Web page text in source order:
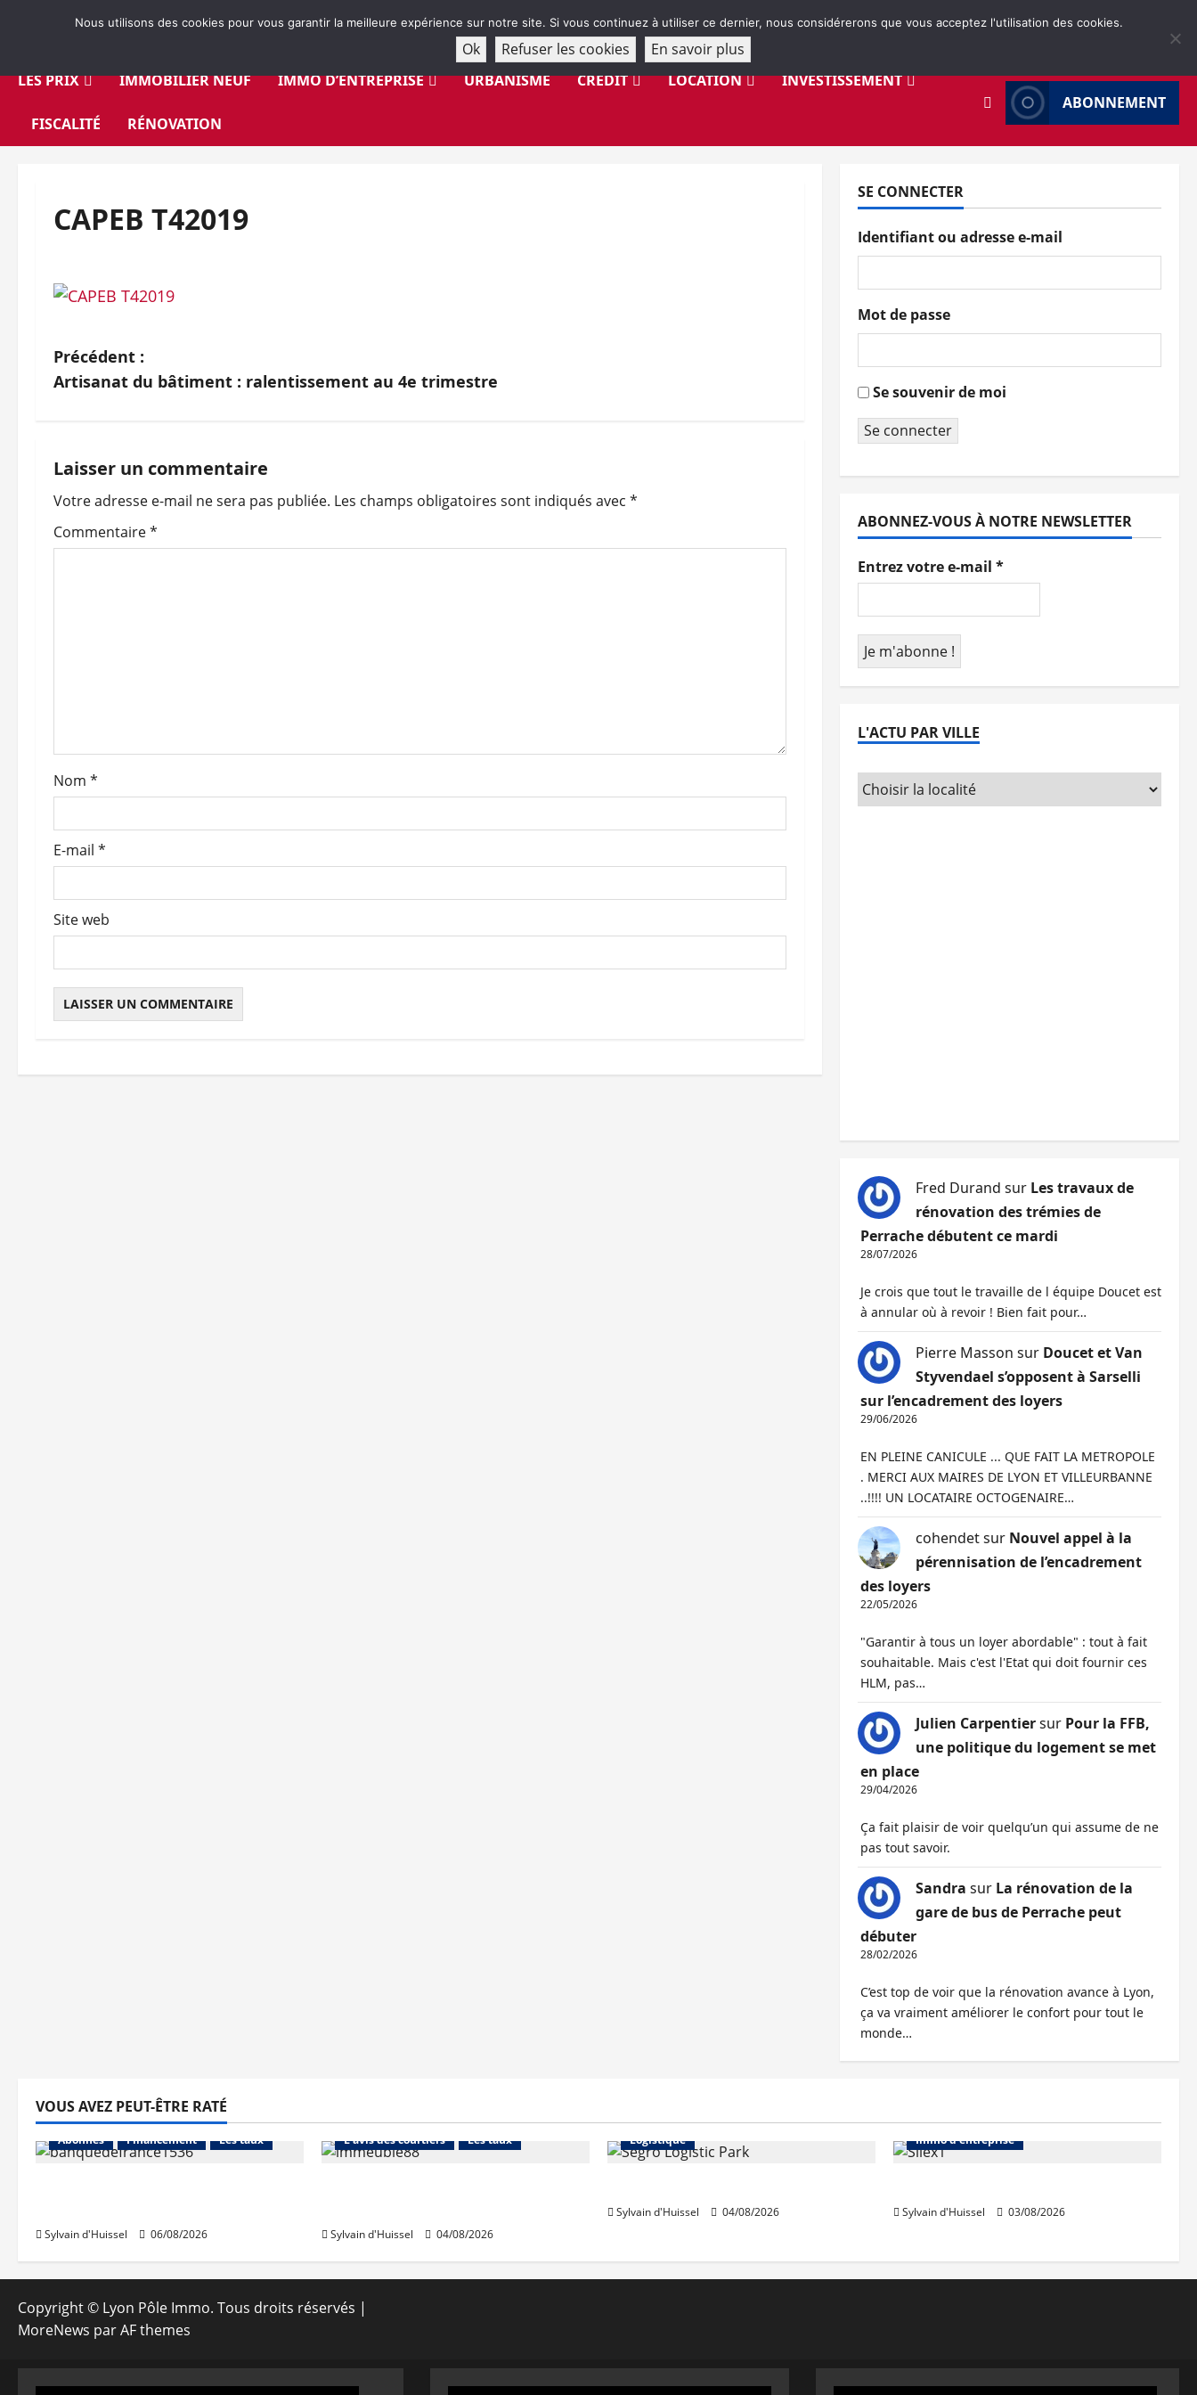
LES PRIX
IMMOBILIER NEUF IMMO D’ENTREPRISE URBANISME CRÉDIT LOCATION INVESTISSEMENT
FISCALITÉ RÉNOVATION
ABONNEMENT
CAPEB T42019
N
a
i
g
a
’
r
i
c
l
Précédent :
Artisanat du bâtiment : ralentissement au 4e trimestre
Laisser un commentaire
Votre adresse e-mail ne sera pas publiée. Les champs obligatoires sont indiqués avec *
Commentaire*
Nom *
E-mail *
Site web
SE CONNECTER
Identifiant ou adresse e-mail
Mot de passe
Se souvenir de moi
Se connecter
ABONNEZ-VOUS À NOTRE NEWSLETTER
Entrez votre e-mail *
L'ACTU PAR VILLE
Fred Durand sur Les travaux de
rénovation des trémies de
Perrache débutent ce mardi
28/07/2026
Je crois que tout le travaille de l équipe Doucet est
à annular où à revoir ! Bien fait pour…
Pierre Masson sur Doucet et Van
Styvendael s’opposent à Sarselli
sur l’encadrement des loyers
29/06/2026
EN PLEINE CANICULE ... QUE FAIT LA METROPOLE
. MERCI AUX MAIRES DE LYON ET VILLEURBANNE
..!!!! UN LOCATAIRE OCTOGENAIRE…
cohendetsur Nouvel appel à la
pérennisation de l’encadrement
des loyers
22/05/2026
"Garantir à tous un loyer abordable" : tout à fait
souhaitable. Mais c'est l'Etat qui doit fournir ces
HLM, pas…
Julien Carpentiersur Pour la FFB,
une politique du logement se met
en place
29/04/2026
Ça fait plaisir de voir quelqu’un qui assume de ne
pas tout savoir.
Sandra sur La rénovation de la
gare de bus de Perrache peut
débuter
28/02/2026
C’est top de voir que la rénovation avance à Lyon,
ça va vraiment améliorer le confort pour tout le
monde…
VOUS AVEZ PEUT-ÊTRE RATÉ
Abonnés Financement Les taux
Sylvain d'Huissel 06/08/2026
L'avis des courtiers
Les taux
Sylvain d'Huissel 04/08/2026
Logistique
Sylvain d'Huissel 04/08/2026
Immo d'entreprise
Sylvain d'Huissel 03/08/2026
Copyright © Lyon Pôle Immo. Tous droits réservés |
MoreNews par AF themes
Nous utilisons des cookies pour vous garantir la meilleure expérience sur notre site. Si vous continuez à utiliser ce dernier, nous considérerons que vous acceptez l'utilisation des cookies.
Ok Refuser les cookies En savoir plus